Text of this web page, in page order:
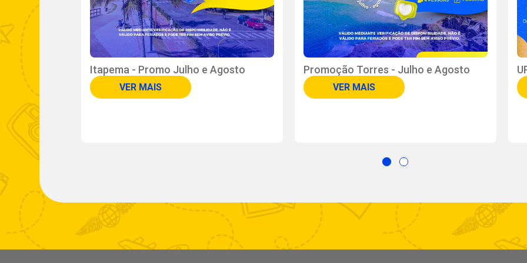
Itapema - Promo Julho e Agosto
VER MAIS
Promoção Torres - Julho e Agosto
VER MAIS